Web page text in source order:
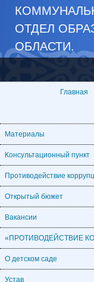
ОТДЕЛ
ОБЛАСТИ.
Главная
Материалы
Консультационный пункт
Противодействие
Открытый бюжет
Вакансии
«ПРОТИВОДЕЙСТВИЕ
О детском саде
Устав